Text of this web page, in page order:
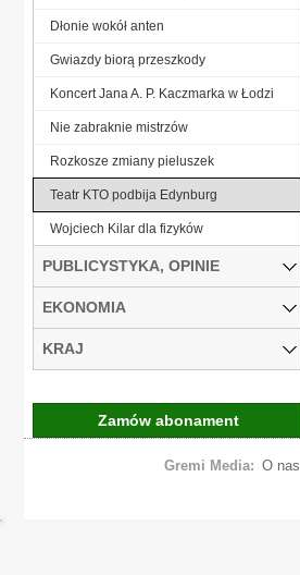
Dłonie wokół anten
Gwiazdy biorą przeszkody
Koncert Jana A. P. Kaczmarka w Łodzi
Nie zabraknie mistrzów
Rozkosze zmiany pieluszek
Teatr KTO podbija Edynburg
Wojciech Kilar dla fizyków
PUBLICYSTYKA, OPINIE
EKONOMIA
KRAJ
Zamów abonament
Gremi Media: O nas